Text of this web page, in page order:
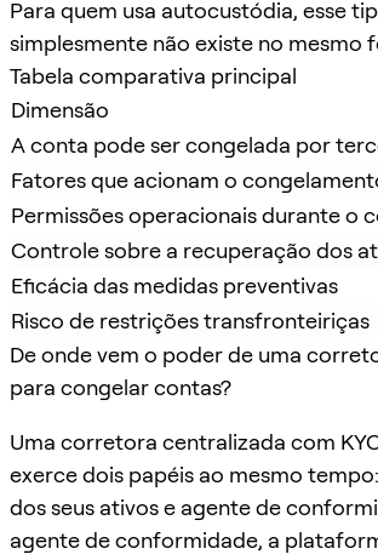
Para quem usa autocustódia, esse
simplesmente não existe no mesmo
Tabela comparativa principal
Dimensão
A conta pode ser congelada por
Fatores que acionam o
Permissões operacionais durante o
Controle sobre a recuperação dos
Eficácia das medidas preventivas
Risco de restrições transfronteiriças
De onde vem o poder de uma
para congelar contas?
Uma corretora centralizada com
exerce dois papéis ao mesmo
dos seus ativos e agente de
agente de conformidade, a